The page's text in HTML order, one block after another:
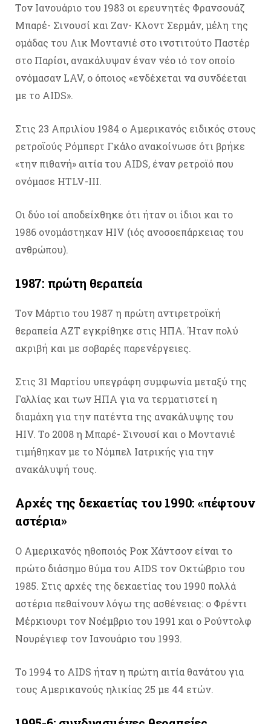
Τον Ιανουάριο του 1983 οι ερευνητές Φρανσουάζ
Μπαρέ- Σινουσί και Ζαν- Κλοντ Σερμάν, μέλη της
ομάδας του Λικ Μοντανιέ στο ινστιτούτο Παστέρ
στο Παρίσι, ανακάλυψαν έναν νέο ιό τον οποίο
ονόμασαν LAV, ο όποιος «ενδέχεται να συνδέεται
με το AIDS».
Στις 23 Απριλίου 1984 ο Αμερικανός ειδικός στους
ρετροϊούς Ρόμπερτ Γκάλο ανακοίνωσε ότι βρήκε
«την πιθανή» αιτία του AIDS, έναν ρετροϊό που
ονόμασε HTLV-III.
Οι δύο ιοί αποδείχθηκε ότι ήταν οι ίδιοι και το
1986 ονομάστηκαν HIV (ιός ανοσοεπάρκειας του
ανθρώπου).
1987: πρώτη θεραπεία
Τον Μάρτιο του 1987 η πρώτη αντιρετροϊκή
θεραπεία AZT εγκρίθηκε στις ΗΠΑ. Ήταν πολύ
ακριβή και με σοβαρές παρενέργειες.
Στις 31 Μαρτίου υπεγράφη συμφωνία μεταξύ της
Γαλλίας και των ΗΠΑ για να τερματιστεί η
διαμάχη για την πατέντα της ανακάλυψης του
HIV. Το 2008 η Μπαρέ- Σινουσί και ο Μοντανιέ
τιμήθηκαν με το Νόμπελ Ιατρικής για την
ανακάλυψή τους.
Αρχές της δεκαετίας του 1990: «πέφτουν
αστέρια»
Ο Αμερικανός ηθοποιός Ροκ Χάντσον είναι το
πρώτο διάσημο θύμα του AIDS τον Οκτώβριο του
1985. Στις αρχές της δεκαετίας του 1990 πολλά
αστέρια πεθαίνουν λόγω της ασθένειας: ο Φρέντι
Μέρκιουρι τον Νοέμβριο του 1991 και ο Ρούντολφ
Νουρέγιεφ τον Ιανουάριο του 1993.
Το 1994 το AIDS ήταν η πρώτη αιτία θανάτου για
τους Αμερικανούς ηλικίας 25 με 44 ετών.